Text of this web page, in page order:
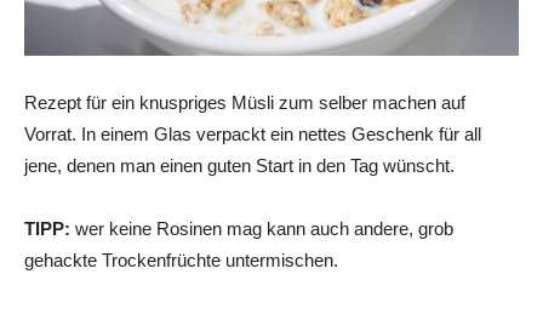
Rezept für ein knuspriges Müsli zum selber machen auf
Vorrat. In einem Glas verpackt ein nettes Geschenk für all
jene, denen man einen guten Start in den Tag wünscht.
TIPP: wer keine Rosinen mag kann auch andere, grob
gehackte Trockenfrüchte untermischen.